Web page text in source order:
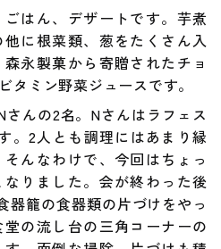
はん、デザートです。芋煮
に根菜類、葱をたくさん入
永製菓から寄贈されたチョ
タミン野菜ジュースです。
んの2名。Nさんはラフェス
。2人とも調理にはあまり縁
んなわけで、今回はちょっ
りました。会が終わった後
器籠の食器類の片づけをやっ
の流し台の三角コーナーの